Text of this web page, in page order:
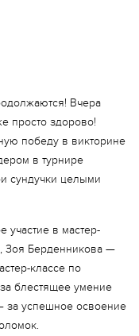
Вчера
просто здорово!
победу в викторине
в турнире
сундучки целыми
участие в мастер-
Зоя Берденникова —
классе по
блестящее умение
за успешное освоение